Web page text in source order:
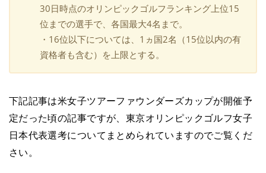
30日時点のオリンピックゴルフランキング上位15
位までの選手で、各国最大4名まで。
・16位以下については、1ヵ国2名（15位以内の有
資格者も含む）を上限とする。
下記記事は米女子ツアーファウンダーズカップが開催予
定だった頃の記事ですが、東京オリンピックゴルフ女子
日本代表選考についてまとめられていますのでご覧くだ
さい。